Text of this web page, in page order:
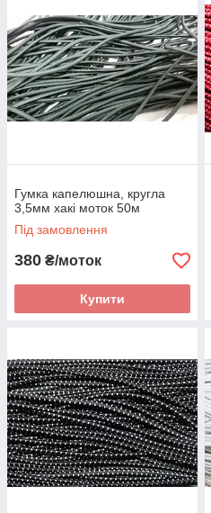
Гумка капелюшна, кругла
3,5мм хакі моток 50м
Під замовлення
380 ₴/моток
Купити